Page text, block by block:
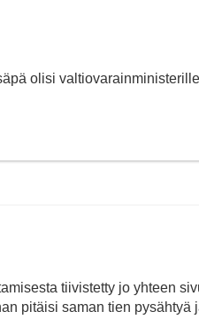
olisi
tiivistetty jo yhteen
pitäisi saman tien pysähtyä